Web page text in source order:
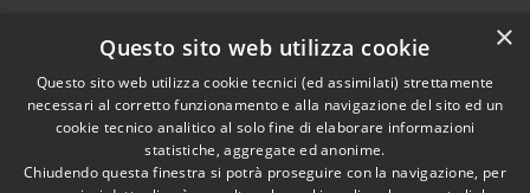
Dichiarazione di accessibilità
RSS Copyright © 2026 • Comune di
×
Questo sito web utilizza cookie
Questo sito web utilizza cookie tecnici (ed assimilati) strettamente
necessari al corretto funzionamento e alla navigazione del sito ed un
cookie tecnico analitico al solo fine di elaborare informazioni
statistiche, aggregate ed anonime.
Chiudendo questa finestra si potrà proseguire con la navigazione, per